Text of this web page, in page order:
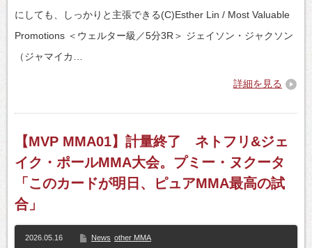
にしても、しっかりと主張できる(C)Esther Lin / Most Valuable
Promotions ＜ウェルター級／5分3R＞ ジェイソン・ジャクソン
（ジャマイカ…
詳細を見る
【MVP MMA01】計量終了 ネトフリ&ジェ
イク・ポールMMA大会。プミー・ヌクータ
「このカードが明日、ピュアMMA最高の試
合」
2026.05.16 News other MMA